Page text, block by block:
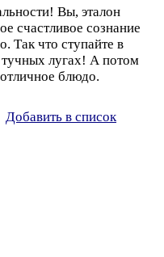
Вы, эталон
счастливое сознание
Так что ступайте в
тучных лугах! А потом
блюдо.
Добавить в список